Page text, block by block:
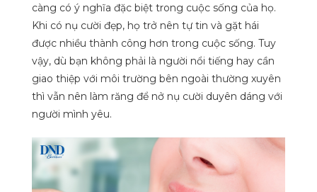
càng có ý nghĩa đặc biệt trong cuộc sống của họ.
Khi có nụ cười đẹp, họ trở nên tự tin và gặt hái
được nhiều thành công hơn trong cuộc sống. Tuy
vậy, dù bạn không phải là người nổi tiếng hay cần
giao thiệp với môi trường bên ngoài thường xuyên
thì vẫn nên làm răng để nở nụ cười duyên dáng với
người mình yêu.